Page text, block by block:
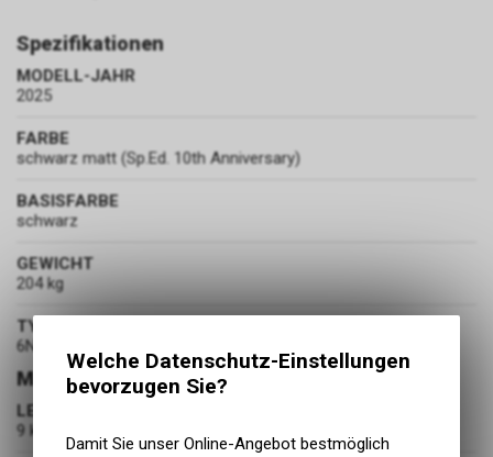
Spezifikationen
MODELL-JAHR
2025
FARBE
schwarz matt (Sp.Ed. 10th Anniversary)
BASISFARBE
schwarz
GEWICHT
204 kg
TYPENSCHEINNUMMER
6NA329
Motor
LEISTUNG
9 kW
Welche Datenschutz-Einstellungen
bevorzugen Sie?
Damit Sie unser Online-Angebot bestmöglich